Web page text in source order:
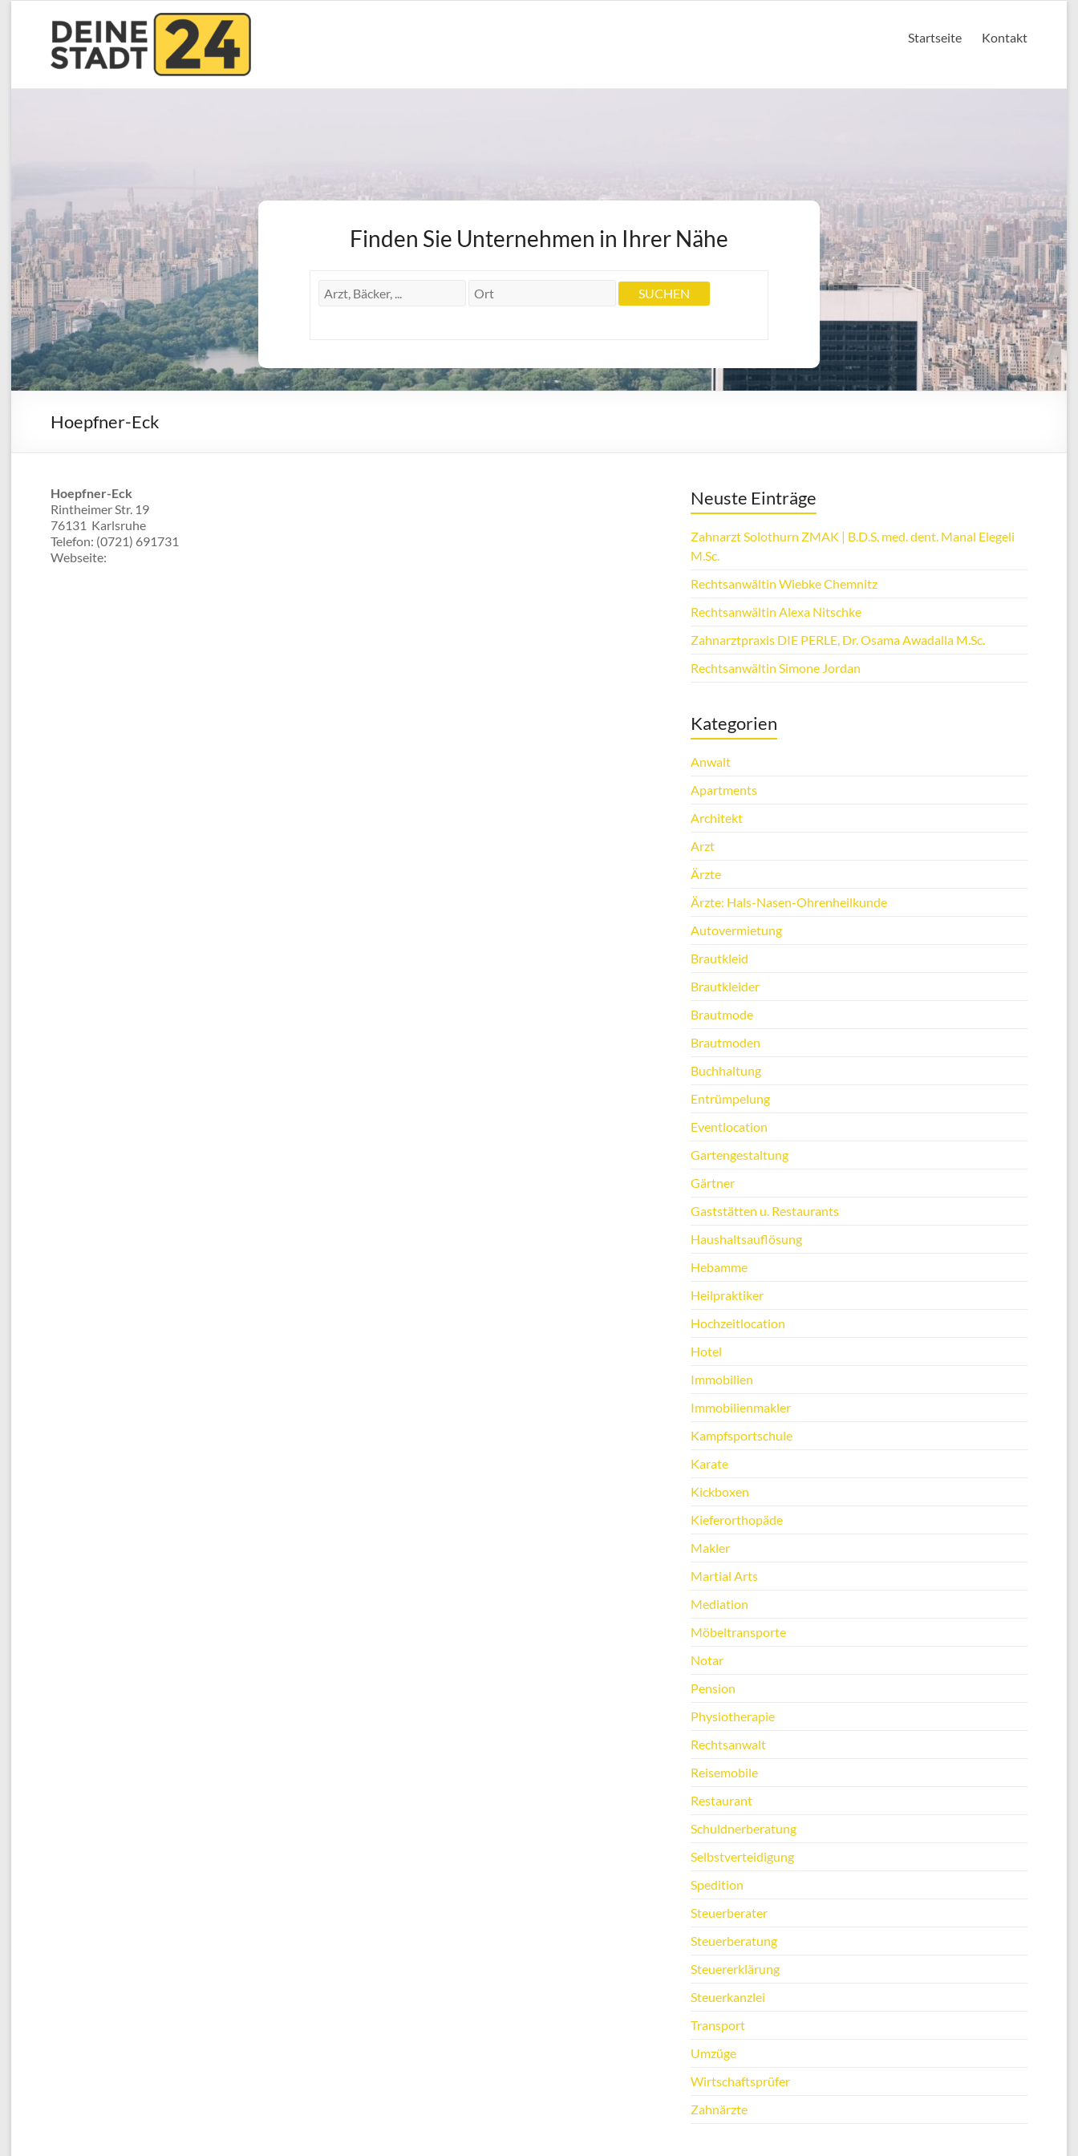
Startseite Kontakt
Hoepfner-Eck
Finden Sie Unternehmen in Ihrer Nähe
Hoepfner-Eck
Rintheimer Str. 19
76131 Karlsruhe
Telefon: (0721) 691731
Webseite:
Neuste Einträge
Zahnarzt Solothurn ZMAK | B.D.S. med. dent. Manal Elegeli
M.Sc.
Rechtsanwältin Wiebke Chemnitz
Rechtsanwältin Alexa Nitschke
Zahnarztpraxis DIE PERLE, Dr. Osama Awadalla M.Sc.
Rechtsanwältin Simone Jordan
Kategorien
Anwalt
Apartments
Architekt
Arzt
Ärzte
Ärzte: Hals-Nasen-Ohrenheilkunde
Autovermietung
Brautkleid
Brautkleider
Brautmode
Brautmoden
Buchhaltung
Entrümpelung
Eventlocation
Gartengestaltung
Gärtner
Gaststätten u. Restaurants
Haushaltsauflösung
Hebamme
Heilpraktiker
Hochzeitlocation
Hotel
Immobilien
Immobilienmakler
Kampfsportschule
Karate
Kickboxen
Kieferorthopäde
Makler
Martial Arts
Mediation
Möbeltransporte
Notar
Pension
Physiotherapie
Rechtsanwalt
Reisemobile
Restaurant
Schuldnerberatung
Selbstverteidigung
Spedition
Steuerberater
Steuerberatung
Steuererklärung
Steuerkanzlei
Transport
Umzüge
Wirtschaftsprüfer
Zahnärzte